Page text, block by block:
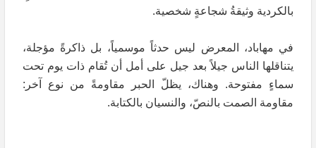
بالكردية وثيقةُ شجاعةٍ شخصية.
في مهاباد، المعرض ليس حدثاً موسمياً، بل ذاكرةً مؤجلة،
يتناقلها الناس جيلاً بعد جيل على أمل أن تُقام ذات يوم تحت
سماءٍ مفتوحة. وهناك، يظلّ الحبر مقاومةً من نوع آخر:
مقاومة الصمت بالنصّ، والنسيان بالكتابة.